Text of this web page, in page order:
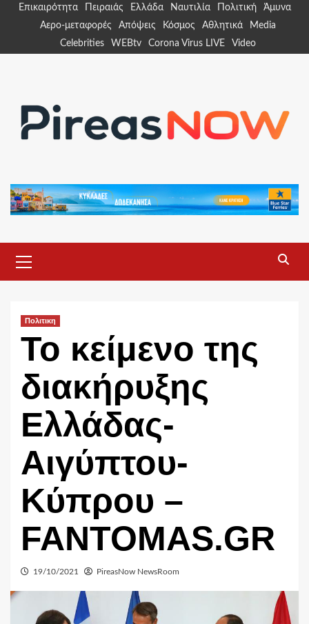
Επικαιρότητα Πειραιάς Ελλάδα Ναυτιλία Πολιτική
Άμυνα
Αερο-μεταφορές
Απόψεις Κόσμος Αθλητικά
Media
Celebrities
WEBtv Corona Virus LIVE Video
Menu
Πολιτικη
Το κείμενο της
διακήρυξης
Ελλάδας-
Αιγύπτου-
Κύπρου –
FANTOMAS.GR
19/10/2021 PireasNow NewsRoom